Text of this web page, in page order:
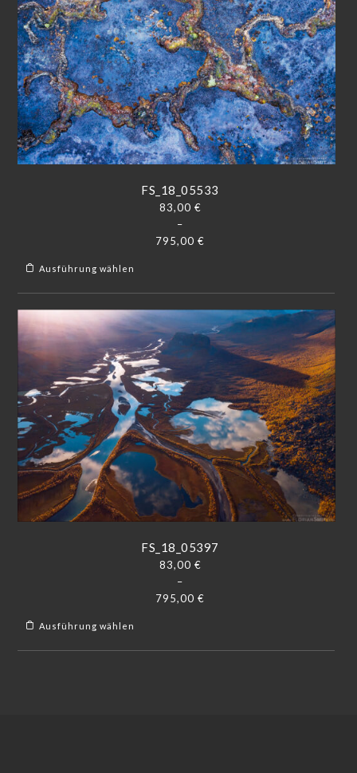
FS_18_05533
83,00 €
–
795,00 €
Ausführung wählen
FS_18_05397
83,00 €
–
795,00 €
Ausführung wählen